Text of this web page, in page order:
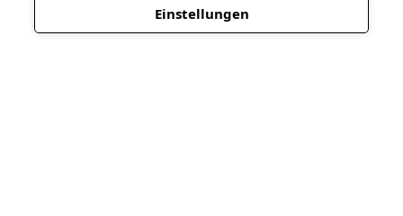
Einstellungen